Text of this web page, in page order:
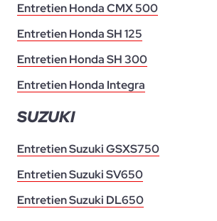
Entretien Honda CMX 500
Entretien Honda SH 125
Entretien Honda SH 300
Entretien Honda Integra
SUZUKI
Entretien Suzuki GSXS750
Entretien Suzuki SV650
Entretien Suzuki DL650